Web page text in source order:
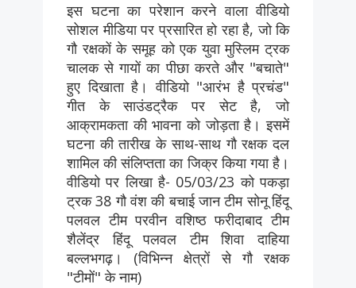
इस घटना का परेशान करने वाला वीडियो
सोशल मीडिया पर प्रसारित हो रहा है, जो कि
गौ रक्षकों के समूह को एक युवा मुस्लिम ट्रक
चालक से गायों का पीछा करते और "बचाते"
हुए दिखाता है। वीडियो "आरंभ है प्रचंड"
गीत के साउंडट्रैक पर सेट है, जो
आक्रामकता की भावना को जोड़ता है। इसमें
घटना की तारीख के साथ-साथ गौ रक्षक दल
शामिल की संलिप्तता का जिक्र किया गया है।
वीडियो पर लिखा है- 05/03/23 को पकड़ा
ट्रक 38 गौ वंश की बचाई जान टीम सोनू हिंदू
पलवल टीम परवीन वशिष्ठ फरीदाबाद टीम
शैलेंद्र हिंदू पलवल टीम शिवा दाहिया
बल्लभगढ़। (विभिन्न क्षेत्रों से गौ रक्षक
"टीमों" के नाम)